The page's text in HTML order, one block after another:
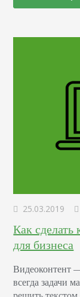
канал на
25.03.2019
Как
для бизнеса
Видеоконтент
всегда задачи